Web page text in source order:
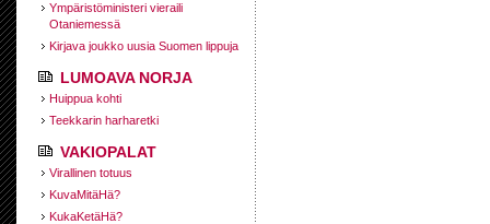
Ympäristöministeri vieraili
Otaniemessä
Kirjava joukko uusia Suomen lippuja
LUMOAVA NORJA
Huippua kohti
Teekkarin harharetki
VAKIOPALAT
Virallinen totuus
KuvaMitäHä?
KukaKetäHä?